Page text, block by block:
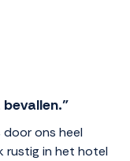
ons heel
rustig in het hotel